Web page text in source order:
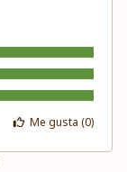
Me gusta (0)